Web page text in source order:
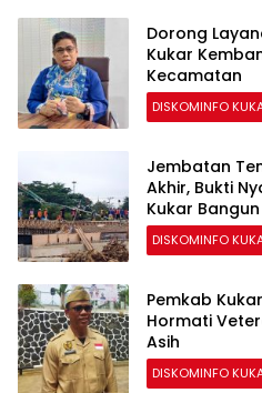
Dorong
Kukar
Kecamatan
DISKOMINFO
Jembatan
Akhir, Bukti
Kukar
DISKOMINFO
Pemkab
Hormati
Asih
DISKOMINFO